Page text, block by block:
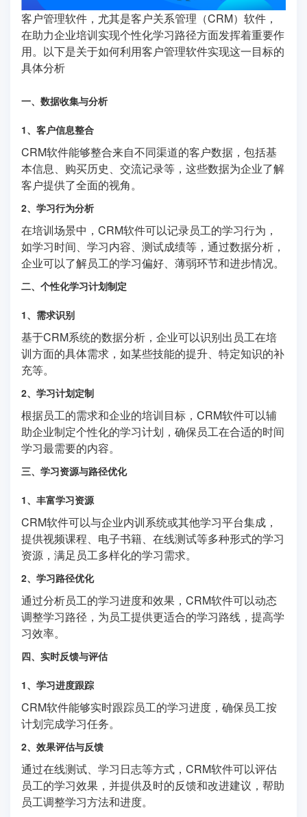
客户管理软件，尤其是客户关系管理（CRM）软件，
在助力企业培训实现个性化学习路径方面发挥着重要作
用。以下是关于如何利用客户管理软件实现这一目标的
具体分析
一、数据收集与分析
1、客户信息整合
CRM软件能够整合来自不同渠道的客户数据，包括基
本信息、购买历史、交流记录等，这些数据为企业了解
客户提供了全面的视角。
2、学习行为分析
在培训场景中，CRM软件可以记录员工的学习行为，
如学习时间、学习内容、测试成绩等，通过数据分析，
企业可以了解员工的学习偏好、薄弱环节和进步情况。
二、个性化学习计划制定
1、需求识别
基于CRM系统的数据分析，企业可以识别出员工在培
训方面的具体需求，如某些技能的提升、特定知识的补
充等。
2、学习计划定制
根据员工的需求和企业的培训目标，CRM软件可以辅
助企业制定个性化的学习计划，确保员工在合适的时间
学习最需要的内容。
三、学习资源与路径优化
1、丰富学习资源
CRM软件可以与企业内训系统或其他学习平台集成，
提供视频课程、电子书籍、在线测试等多种形式的学习
资源，满足员工多样化的学习需求。
2、学习路径优化
通过分析员工的学习进度和效果，CRM软件可以动态
调整学习路径，为员工提供更适合的学习路线，提高学
习效率。
四、实时反馈与评估
1、学习进度跟踪
CRM软件能够实时跟踪员工的学习进度，确保员工按
计划完成学习任务。
2、效果评估与反馈
通过在线测试、学习日志等方式，CRM软件可以评估
员工的学习效果，并提供及时的反馈和改进建议，帮助
员工调整学习方法和进度。